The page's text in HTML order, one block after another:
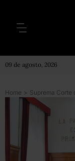
09 de agosto, 2026
Home >